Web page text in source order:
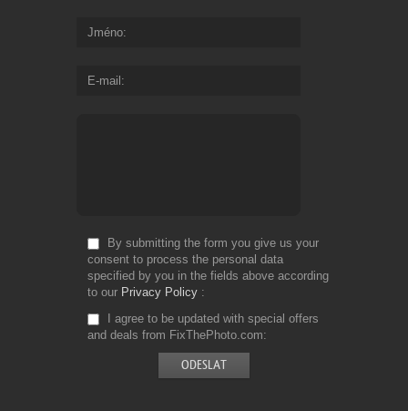
Jméno
E-mail
By submitting the form you give us your
consent to process the personal data
specified by you in the fields above according
to our Privacy Policy
I agree to be updated with special offers
and deals from FixThePhoto.com